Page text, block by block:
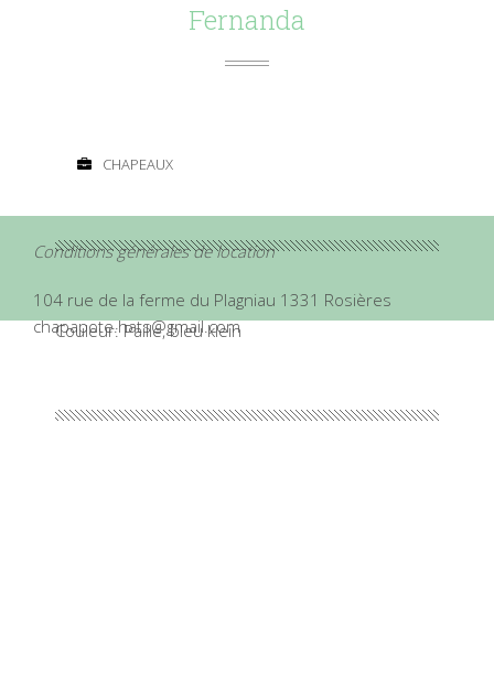
Fernanda
CHAPEAUX
Couleur: Paille, bleu klein
Conditions générales de location
104 rue de la ferme du Plagniau 1331 Rosières
chapapote.hats@gmail.com